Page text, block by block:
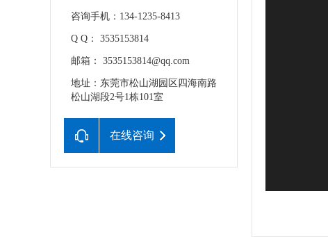
咨询手机：134-1235-8413
Q Q： 3535153814
邮箱： 3535153814@qq.com
地址：东莞市松山湖园区四海南路
松山湖段2号1栋101室
在线咨询